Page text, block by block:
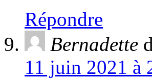
Répondre
Bernadette
11 juin 2021 à